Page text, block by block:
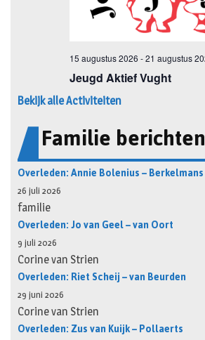
Bekijk alle Activiteiten
Familie berichten
Overleden: Annie Bolenius – Berkelmans
26 juli 2026
familie
Overleden: Jo van Geel – van Oort
9 juli 2026
Corine van Strien
Overleden: Riet Scheij – van Beurden
29 juni 2026
Corine van Strien
Overleden: Zus van Kuijk – Pollaerts